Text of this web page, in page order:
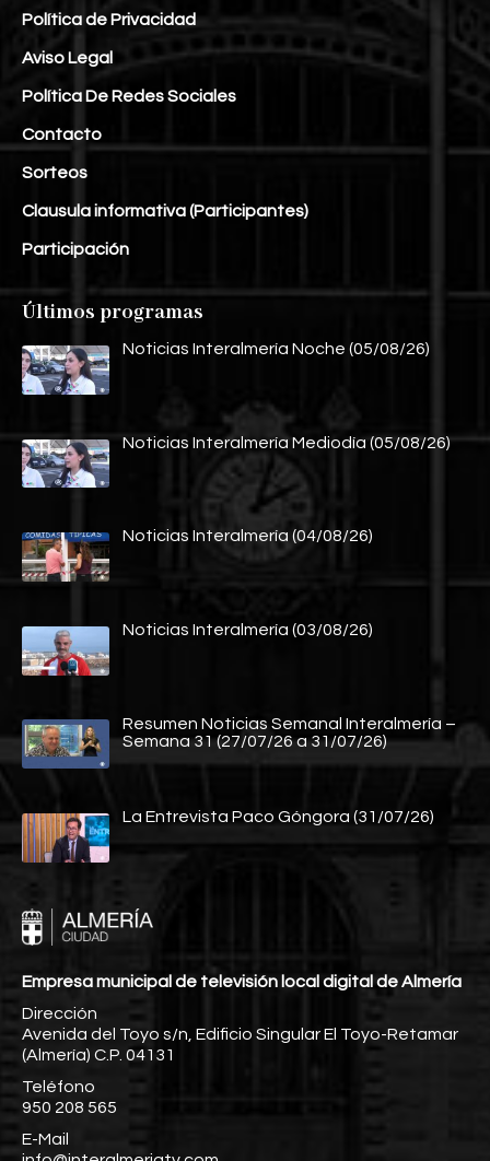
Política de Privacidad
Aviso Legal
Política De Redes Sociales
Contacto
Sorteos
Clausula informativa (Participantes)
Participación
Últimos programas
Noticias Interalmería Noche (05/08/26)
Noticias Interalmería Mediodía (05/08/26)
Noticias Interalmería (04/08/26)
Noticias Interalmería (03/08/26)
Resumen Noticias Semanal Interalmería –
Semana 31 (27/07/26 a 31/07/26)
La Entrevista Paco Góngora (31/07/26)
Empresa municipal de televisión local digital de Almería
Dirección
Avenida del Toyo s/n, Edificio Singular El Toyo-Retamar
(Almería) C.P. 04131
Teléfono
950 208 565
E-Mail